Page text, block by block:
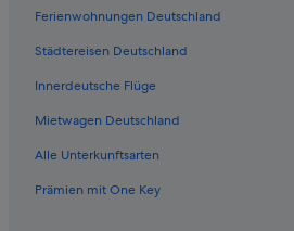
Ferienwohnungen Deutschland
Städtereisen Deutschland
Innerdeutsche Flüge
Mietwagen Deutschland
Alle Unterkunftsarten
Prämien mit One Key